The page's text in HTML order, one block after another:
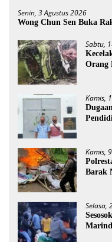
Senin, 3 Agustus 2026
Wong Chun Sen Buka
Sabtu,
Orang
Kamis,
Kamis,
Barak
Selasa,